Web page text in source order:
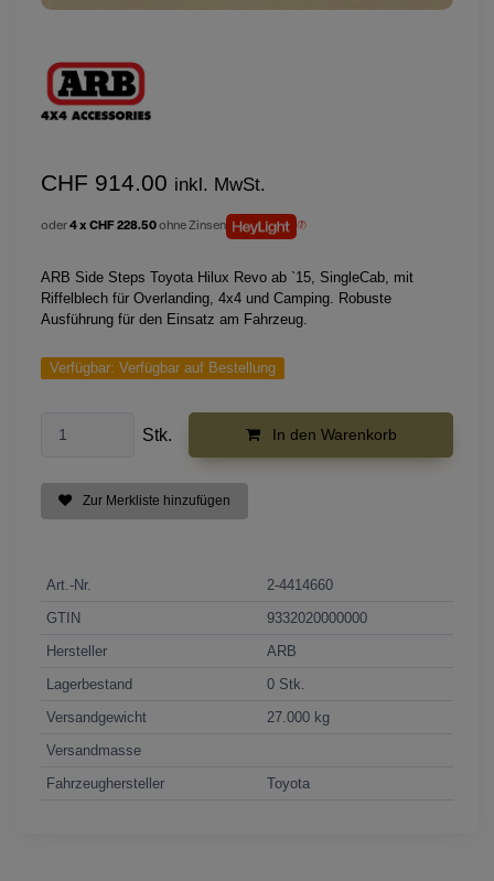
CHF 914.00 inkl. MwSt.
oder4 x CHF 228.50ohne Zinsen
ARB Side Steps Toyota Hilux Revo ab `15, SingleCab, mit
Riffelblech für Overlanding, 4x4 und Camping. Robuste
Ausführung für den Einsatz am Fahrzeug.
Verfügbar: Verfügbar auf Bestellung
Stk. In den Warenkorb
Zur Merkliste hinzufügen
Art.-Nr.
2-4414660
GTIN
9332020000000
Hersteller
ARB
Lagerbestand
0 Stk.
Versandgewicht
27.000 kg
Versandmasse
Fahrzeughersteller
Toyota